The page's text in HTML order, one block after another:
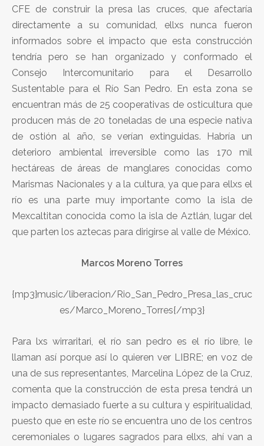
CFE de construir la presa las cruces, que afectaría
directamente a su comunidad, ellxs nunca fueron
informados sobre el impacto que esta construcción
tendría pero se han organizado y conformado el
Consejo Intercomunitario para el Desarrollo
Sustentable para el Río San Pedro. En esta zona se
encuentran más de 25 cooperativas de osticultura que
producen más de 20 toneladas de una especie nativa
de ostión al año, se verían extinguidas. Habría un
deterioro ambiental irreversible como las 170 mil
hectáreas de áreas de manglares conocidas como
Marismas Nacionales y a la cultura, ya que para ellxs el
río es una parte muy importante como la isla de
Mexcaltitan conocida como la isla de Aztlán, lugar del
que parten los aztecas para dirigirse al valle de México.
Marcos Moreno Torres
{mp3}music/liberacion/Rio_San_Pedro_Presa_las_cruc
es/Marco_Moreno_Torres{/mp3}
Para lxs wirraritari, el río san pedro es el río libre, le
llaman así porque así lo quieren ver LIBRE; en voz de
una de sus representantes, Marcelina López de la Cruz,
comenta que la construcción de esta presa tendrá un
impacto demasiado fuerte a su cultura y espiritualidad,
puesto que en este río se encuentra uno de los centros
ceremoniales o lugares sagrados para ellxs, ahí van a